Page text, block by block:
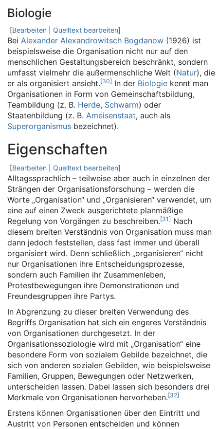
Biologie
[Bearbeiten Quelltext bearbeiten]
Bei Alexander Alexandrowitsch Bogdanow (1926) ist
beispielsweise die Organisation nicht nur auf den
menschlichen Gestaltungsbereich beschränkt, sondern
umfasst vielmehr die außermenschliche Welt (Natur), die
er als organisiert ansieht.[30] In der Biologie kennt man
Organisationen in Form von Gemeinschaftsbildung,
Teambildung (z. B. Herde, Schwarm) oder
Staatenbildung (z. B. Ameisenstaat, auch als
Superorganismus bezeichnet).
Eigenschaften
[Bearbeiten Quelltext bearbeiten]
Alltagssprachlich – teilweise aber auch in einzelnen der
Strängen der Organisationsforschung – werden die
Worte „Organisation“ und „Organisieren“ verwendet, um
eine auf einen Zweck ausgerichtete planmäßige
Regelung von Vorgängen zu beschreiben.[31] Nach
diesem breiten Verständnis von Organisation muss man
dann jedoch feststellen, dass fast immer und überall
organisiert wird. Denn schließlich „organisieren“ nicht
nur Organisationen ihre Entscheidungsprozesse,
sondern auch Familien ihr Zusammenleben,
Protestbewegungen ihre Demonstrationen und
Freundesgruppen ihre Partys.
In Abgrenzung zu dieser breiten Verwendung des
Begriffs Organisation hat sich ein engeres Verständnis
von Organisationen durchgesetzt. In der
Organisationssoziologie wird mit „Organisation“ eine
besondere Form von sozialem Gebilde bezeichnet, die
sich von anderen sozialen Gebilden, wie beispielsweise
Familien, Gruppen, Bewegungen oder Netzwerken,
unterscheiden lassen. Dabei lassen sich besonders drei
Merkmale von Organisationen hervorheben.[32]
Erstens können Organisationen über den Eintritt und
Austritt von Personen entscheiden und können